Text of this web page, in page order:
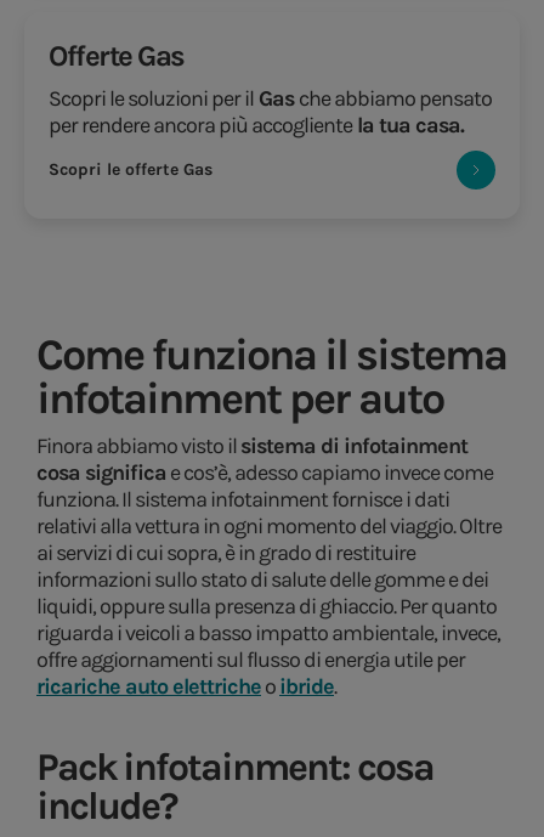
Offerte Gas
Scopri le soluzioni per il Gasche abbiamo pensato
per rendere ancora più accoglientela tua casa.
Scopri le offerte Gas
Come funziona il sistema
infotainment per auto
Finora abbiamo visto ilsistema di infotainment
cosa significa e cos’è, adesso capiamo invece come
funziona. Il sistema infotainment fornisce i dati
relativi alla vettura in ogni momento del viaggio. Oltre
ai servizi di cui sopra, è in grado di restituire
informazioni sullo stato di salute delle gomme e dei
liquidi, oppure sulla presenza di ghiaccio. Per quanto
riguarda i veicoli a basso impatto ambientale, invece,
offre aggiornamenti sul flusso di energia utile per
ricariche auto elettricheoibride.
Pack infotainment: cosa
include?